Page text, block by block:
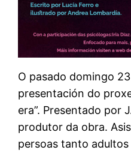
O pasado domingo
presentación do
era”. Presentado por
produtor da obra.
persoas tanto